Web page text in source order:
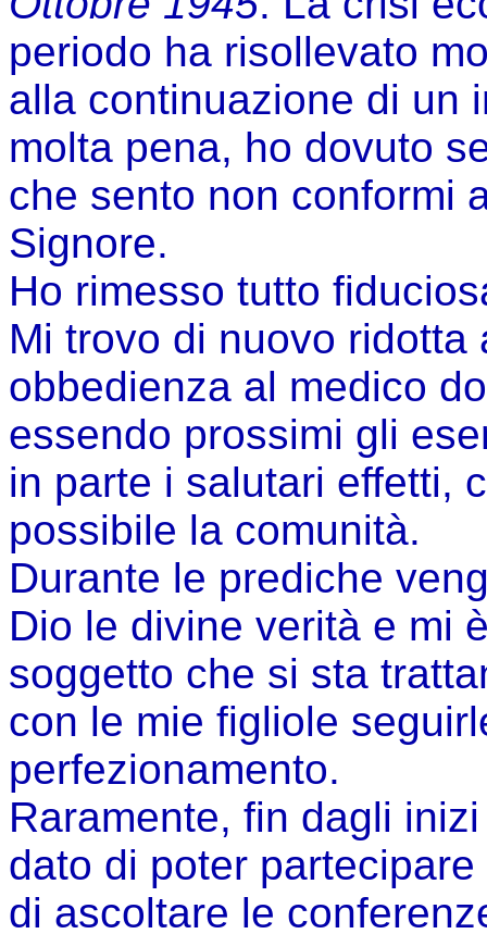
periodo ha risollevato
alla continuazione di un
molta pena, ho dovuto
che sento non conformi
Signore.
Ho rimesso tutto
Mi trovo di nuovo
obbedienza al medico
essendo prossimi gli
in parte i salutari effetti,
possibile la comunità.
Durante le prediche
Dio le divine verità e mi
soggetto che si sta
con le mie figliole
perfezionamento.
Raramente, fin dagli
dato di poter
di ascoltare le